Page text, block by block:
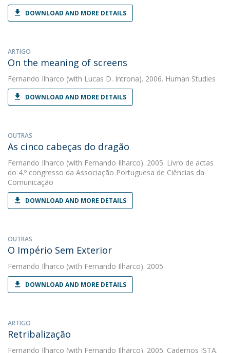
DOWNLOAD AND MORE DETAILS
ARTIGO
On the meaning of screens
Fernando Ilharco (with Lucas D. Introna). 2006. Human Studies
DOWNLOAD AND MORE DETAILS
OUTRAS
As cinco cabeças do dragão
Fernando Ilharco (with Fernando Ilharco). 2005. Livro de actas
do 4.º congresso da Associação Portuguesa de Ciências da
Comunicação
DOWNLOAD AND MORE DETAILS
OUTRAS
O Império Sem Exterior
Fernando Ilharco (with Fernando Ilharco). 2005.
DOWNLOAD AND MORE DETAILS
ARTIGO
Retribalização
Fernando Ilharco (with Fernando Ilharco). 2005. Cadernos ISTA.